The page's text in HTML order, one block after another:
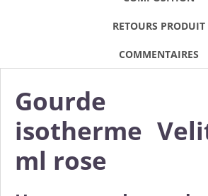
RETOURS PRODUIT
COMMENTAIRES
Gourde
isotherme
ml rose